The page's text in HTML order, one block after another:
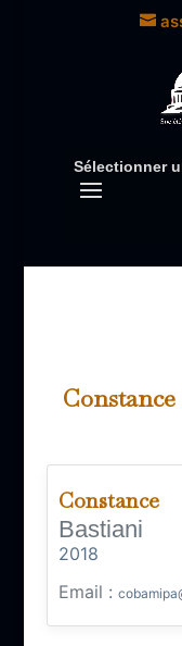
Sélectionner
Constance
Bastiani
2018
Email :